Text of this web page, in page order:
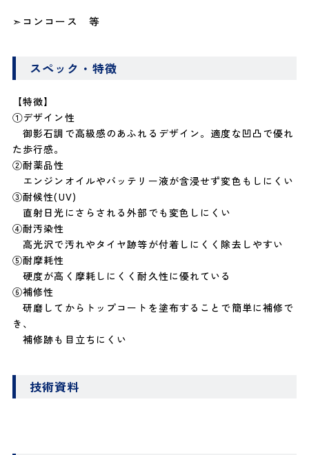
➣コンコース 等
スペック・特徴
【特徴】
①デザイン性
御影石調で高級感のあふれるデザイン。適度な凹凸で優れ
た歩行感。
②耐薬品性
エンジンオイルやバッテリー液が含浸せず変色もしにくい
③耐候性(UV)
直射日光にさらされる外部でも変色しにくい
④耐汚染性
高光沢で汚れやタイヤ跡等が付着しにくく除去しやすい
⑤耐摩耗性
硬度が高く摩耗しにくく耐久性に優れている
⑥補修性
研磨してからトップコートを塗布することで簡単に補修で
き、
補修跡も目立ちにくい
技術資料